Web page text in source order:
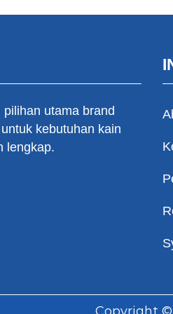
utama brand
kebutuhan kain
lengkap.